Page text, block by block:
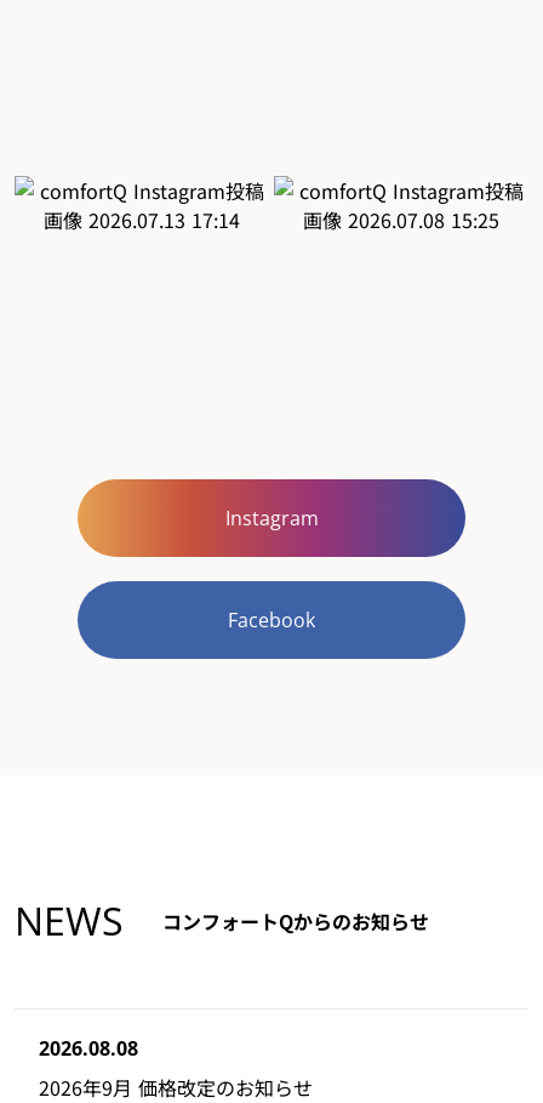
Instagram
Facebook
NEWS コンフォートQからのお知らせ
2026.08.08
2026年9月 価格改定のお知らせ